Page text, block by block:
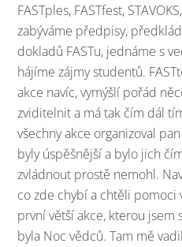
FASTples, FASTfest,
zabýváme předpisy,
dokladů FASTu, jednáme s
hájíme zájmy studentů.
akce navíc, vymýšlí pořád
zviditelnit a má tak čím dál
všechny akce organizoval
byly úspěšnější a bylo jich
zvládnout prostě nemohl.
co zde chybí a chtěli pomoci
první větší akce, kterou jsem
byla Noc vědců. Tam mě